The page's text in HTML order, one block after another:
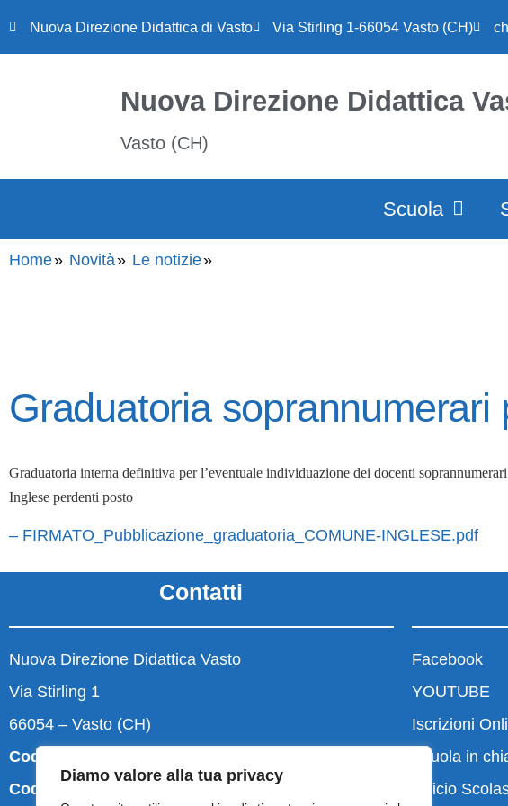
Diamo valore alla tua privacy
Nuova Direzione Didattica di Vasto Via Stirling 1-66054 Vasto (CH)
Nuova Direzione Didattica
Vasto (CH)
Scuola
Home Novità Le notizie
Graduatoria
Graduatoria interna definitiva per l’eventuale individuazione dei docenti
Inglese perdenti posto
– FIRMATO_Pubblicazione_graduatoria_COMUNE-INGLESE.pdf
Contatti
Nuova Direzione Didattica Vasto
Via Stirling 1
66054 – Vasto (CH)
Codice Fiscale e Partita IVA:
Codice Meccanografico:
CHEE07200Q
Facebook
YOUTUBE
Iscrizioni
Scuola in
Ufficio